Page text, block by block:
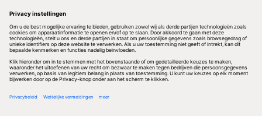
Volg ons
Redactionele partner